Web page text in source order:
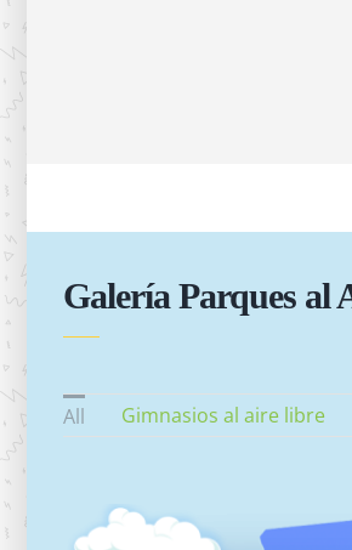
Galería Parques al
All Gimnasios al aire libre